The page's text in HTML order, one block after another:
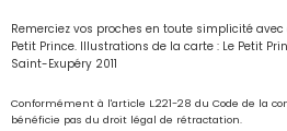
Remerciez vos proches en toute simplicité
Petit Prince. Illustrations de la carte : Le Petit
Saint-Exupéry 2011
Conformément à l'article L.221-28 du Code de la
bénéficie pas du droit légal de rétractation.